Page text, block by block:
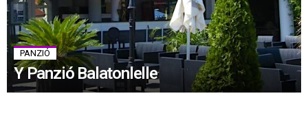
PANZIÓ
Y Panzió Balatonlelle